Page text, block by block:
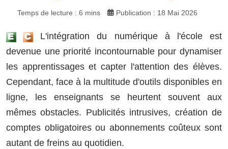
Temps de lecture : 6 mins Publication : 18 Mai 2026
L'intégration du numérique à l'école est
devenue une priorité incontournable pour dynamiser
les apprentissages et capter l'attention des élèves.
Cependant, face à la multitude d'outils disponibles en
ligne, les enseignants se heurtent souvent aux
mêmes obstacles. Publicités intrusives, création de
comptes obligatoires ou abonnements coûteux sont
autant de freins au quotidien.